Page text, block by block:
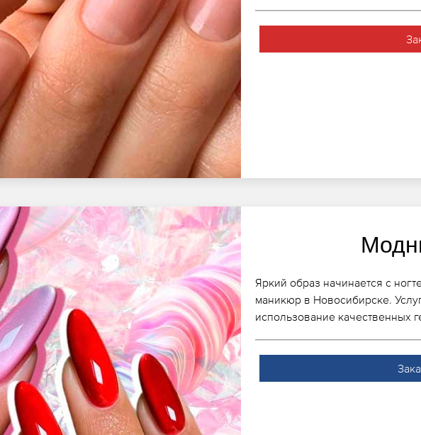
Яркий образ начинается с
маникюр в Новосибирске.
использование качественных